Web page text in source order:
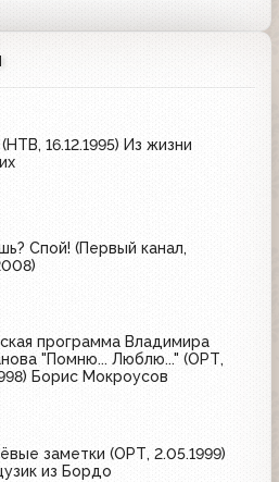
16.12.1995) Из жизни
Спой! (Первый канал,
программа Владимира
"Помню... Люблю..." (ОРТ,
Борис Мокроусов
заметки (ОРТ, 2.05.1999)
из Бордо